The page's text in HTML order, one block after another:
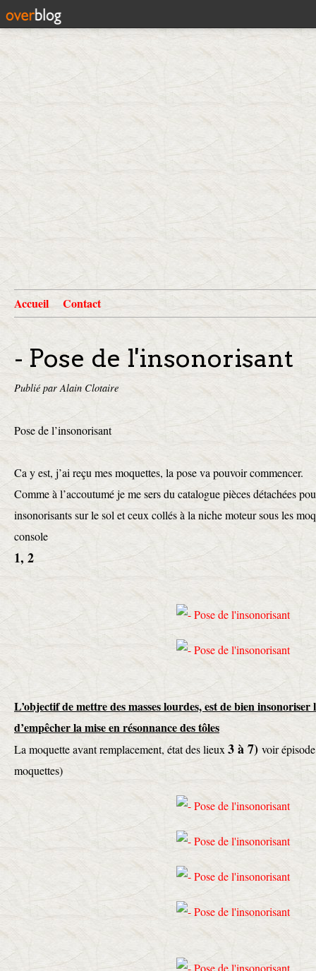
Accueil Contact
- Pose de l'insonorisant
Publié par Alain Clotaire
Pose de l’insonorisant
Ca y est, j’ai reçu mes moquettes, la pose va pouvoir commencer.
Comme à l’accoutumé je me sers du catalogue pièces détachées
insonorisants sur le sol et ceux collés à la niche moteur sous les
console
1, 2
L’objectif de mettre des masses lourdes, est de bien
d’empêcher la mise en résonnance des tôles
La moquette avant remplacement, état des lieux 3 à 7) voir
moquettes)